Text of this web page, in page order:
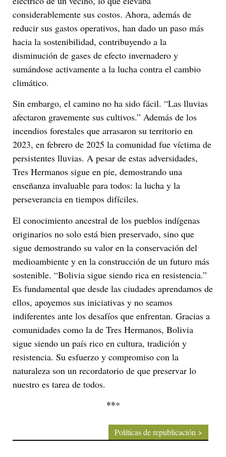
considerablemente sus costos. Ahora, además de
reducir sus gastos operativos, han dado un paso más
hacia la sostenibilidad, contribuyendo a la
disminución de gases de efecto invernadero y
sumándose activamente a la lucha contra el cambio
climático.
Sin embargo, el camino no ha sido fácil. “Las lluvias
afectaron gravemente sus cultivos.” Además de los
incendios forestales que arrasaron su territorio en
2023, en febrero de 2025 la comunidad fue víctima de
persistentes lluvias. A pesar de estas adversidades,
Tres Hermanos sigue en pie, demostrando una
enseñanza invaluable para todos: la lucha y la
perseverancia en tiempos difíciles.
El conocimiento ancestral de los pueblos indígenas
originarios no solo está bien preservado, sino que
sigue demostrando su valor en la conservación del
medioambiente y en la construcción de un futuro más
sostenible. “Bolivia sigue siendo rica en resistencia.”
Es fundamental que desde las ciudades aprendamos de
ellos, apoyemos sus iniciativas y no seamos
indiferentes ante los desafíos que enfrentan. Gracias a
comunidades como la de Tres Hermanos, Bolivia
sigue siendo un país rico en cultura, tradición y
resistencia. Su esfuerzo y compromiso con la
naturaleza son un recordatorio de que preservar lo
nuestro es tarea de todos.
***
Políticas de republicación >